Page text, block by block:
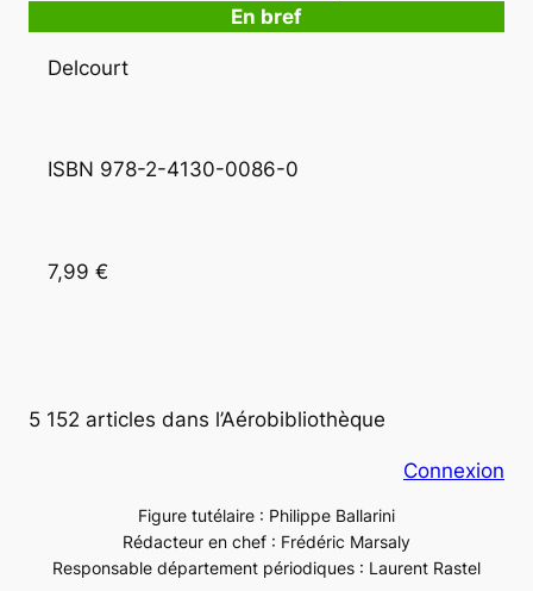
En bref
Delcourt
ISBN 978-2-4130-0086-0
7,99 €
5 152 articles dans l’Aérobibliothèque
Connexion
Figure tutélaire : Philippe Ballarini
Rédacteur en chef : Frédéric Marsaly
Responsable département périodiques : Laurent Rastel